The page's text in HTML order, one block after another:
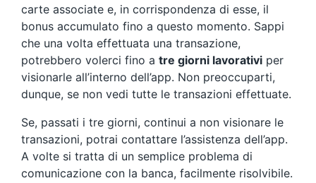
carte associate e, in corrispondenza di esse, il
bonus accumulato fino a questo momento. Sappi
che una volta effettuata una transazione,
potrebbero volerci fino a tre giorni lavorativi per
visionarle all’interno dell’app. Non preoccuparti,
dunque, se non vedi tutte le transazioni effettuate.
Se, passati i tre giorni, continui a non visionare le
transazioni, potrai contattare l’assistenza dell’app.
A volte si tratta di un semplice problema di
comunicazione con la banca, facilmente risolvibile.